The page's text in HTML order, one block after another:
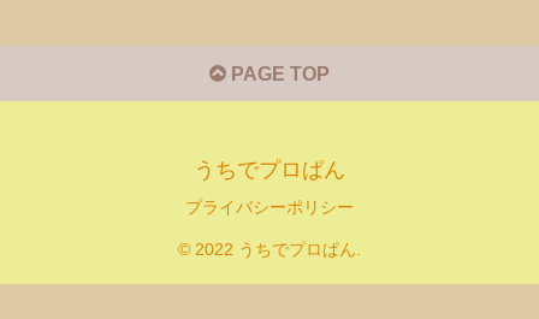
PAGE TOP
うちでプロぱん
プライバシーポリシー
© 2022 うちでプロぱん.